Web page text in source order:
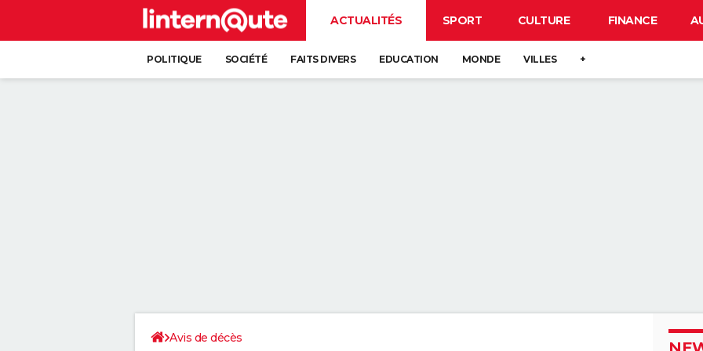
ACTUALITÉS SPORT CULTURE FINANCE
POLITIQUE SOCIÉTÉ FAITS DIVERS EDUCATION MONDE VILLES +
Avis de décès